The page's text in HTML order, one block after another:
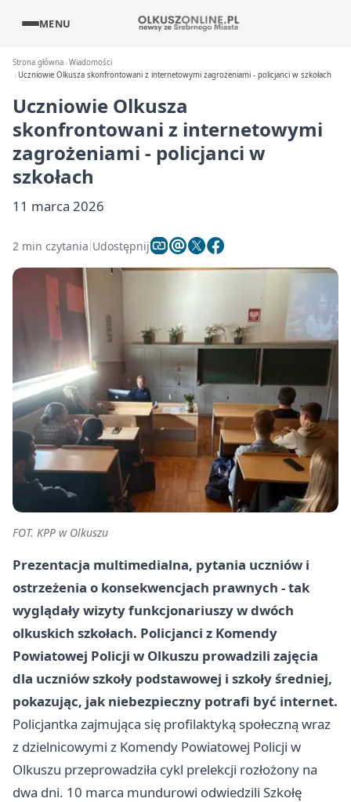
MENU
Strona główna Wiadomości
Uczniowie Olkusza skonfrontowani z internetowymi zagrożeniami - policjanci w szkołach
Uczniowie Olkusza
skonfrontowani z internetowymi
zagrożeniami - policjanci w
szkołach
11 marca 2026
2 min czytania Udostępnij
FOT. KPP w Olkuszu
Prezentacja multimedialna, pytania uczniów i
ostrzeżenia o konsekwencjach prawnych - tak
wyglądały wizyty funkcjonariuszy w dwóch
olkuskich szkołach. Policjanci z Komendy
Powiatowej Policji w Olkuszu prowadzili zajęcia
dla uczniów szkoły podstawowej i szkoły średniej,
pokazując, jak niebezpieczny potrafi być internet.
Policjantka zajmująca się profilaktyką społeczną wraz
z dzielnicowymi z Komendy Powiatowej Policji w
Olkuszu przeprowadziła cykl prelekcji rozłożony na
dwa dni. 10 marca mundurowi odwiedzili Szkołę